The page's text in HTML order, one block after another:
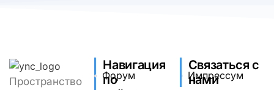
Пространство
Навигация
по
Форум
Импрессум
Связаться с
нами